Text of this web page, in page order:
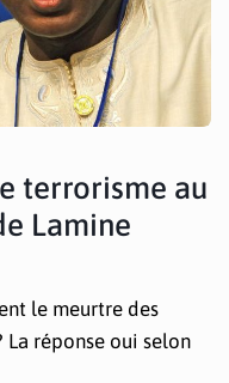
terrorisme au
Lamine
le meurtre des
réponse oui selon